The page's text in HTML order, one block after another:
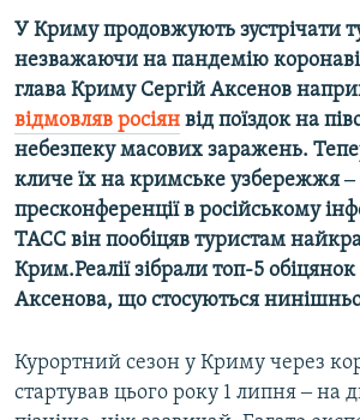
Усі сайти RFE/RL
У Криму продовжують зустрічати
незважаючи на пандемію
глава Криму Сергій Аксенов
відмовляв росіян від поїздок на
небезпеку масових заражень.
кличе їх на кримське узбережжя
пресконференції в російському
ТАСС він пообіцяв туристам
Крим.Реалії зібрали топ-5 обіцянок
Аксенова, що стосуються
Курортний сезон у Криму через
стартував цього року 1 липня ‒ на